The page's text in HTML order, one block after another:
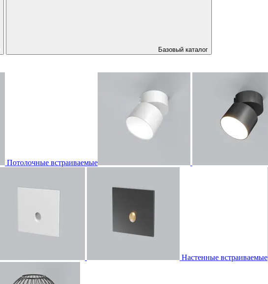
Базовый каталог
Потолочные встраиваемые
Настенные встраиваемые